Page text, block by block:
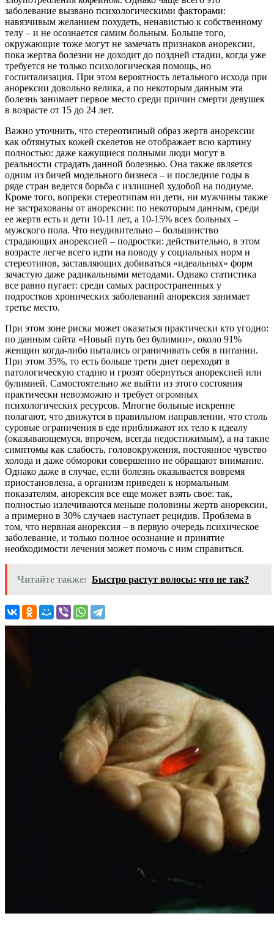
заболевание вызвано психологическими факторами:
навязчивым желанием похудеть, ненавистью к собственному
телу – и не осознается самим больным. Больше того,
окружающие тоже могут не замечать признаков анорексии,
пока жертва болезни не доходит до поздней стадии, когда уже
требуется не только психологическая помощь, но
госпитализация. При этом вероятность летального исхода при
анорексии довольно велика, а по некоторым данным эта
болезнь занимает первое место среди причин смерти девушек
в возрасте от 15 до 24 лет.
Важно уточнить, что стереотипный образ жертв анорексии
как обтянутых кожей скелетов не отображает всю картину
полностью: даже кажущиеся полными люди могут в
реальности страдать данной болезнью. Она также является
одним из бичей модельного бизнеса – и последние годы в
ряде стран ведется борьба с излишней худобой на подиуме.
Кроме того, вопреки стереотипам ни дети, ни мужчины также
не застрахованы от анорексии: по некоторым данным, среди
ее жертв есть и дети 10-11 лет, а 10-15% всех больных –
мужского пола. Что неудивительно – большинство
страдающих анорексией – подростки: действительно, в этом
возрасте легче всего идти на поводу у социальных норм и
стереотипов, заставляющих добиваться «идеальных» форм
зачастую даже радикальными методами. Однако статистика
все равно пугает: среди самых распространенных у
подростков хронических заболеваний анорексия занимает
третье место.
При этом зоне риска может оказаться практически кто угодно:
по данным сайта «Новый путь без булимии», около 91%
женщин когда-либо пытались ограничивать себя в питании.
При этом 35%, то есть больше трети диет переходят в
патологическую стадию и грозят обернуться анорексией или
булимией. Самостоятельно же выйти из этого состояния
практически невозможно и требует огромных
психологических ресурсов. Многие больные искренне
полагают, что движутся в правильном направлении, что столь
суровые ограничения в еде приближают их тело к идеалу
(оказывающемуся, впрочем, всегда недостижимым), а на такие
симптомы как слабость, головокружения, постоянное чувство
холода и даже обмороки совершенно не обращают внимание.
Однако даже в случае, если болезнь оказывается вовремя
приостановлена, а организм приведен к нормальным
показателям, анорексия все еще может взять свое: так,
полностью излечиваются меньше половины жертв анорексии,
а примерно в 30% случаев наступает рецидив. Проблема в
том, что нервная анорексия – в первую очередь психическое
заболевание, и только полное осознание и принятие
необходимости лечения может помочь с ним справиться.
Читайте также: Быстро растут волосы: что не так?